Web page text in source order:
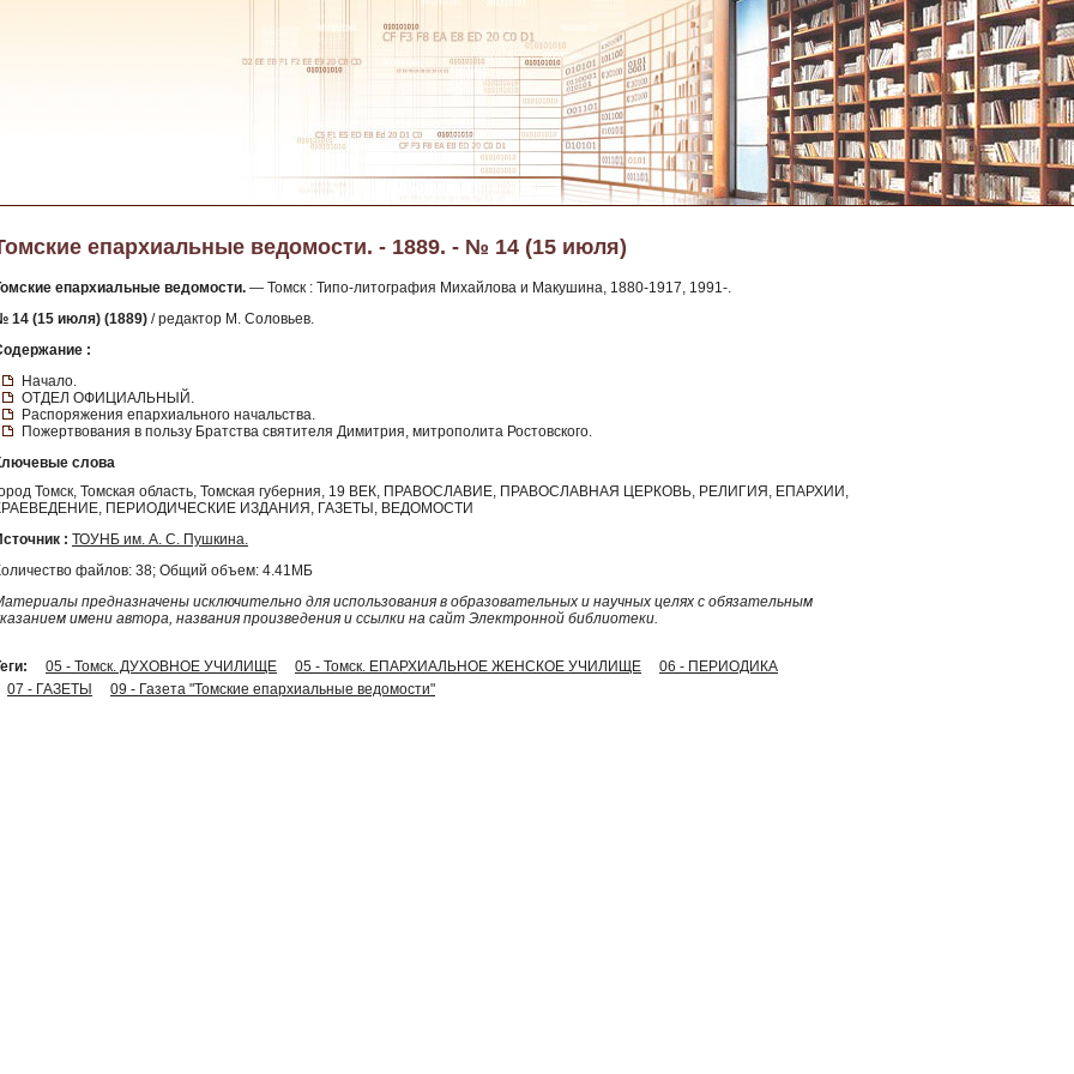
епархиальные ведомости. - 1889. - № 14 (15 июля)
епархиальные ведомости. — Томск : Типо-литография Михайлова и Макушина, 1880-1917, 1991-.
14 (15 июля) (1889) / редактор М. Соловьев.
:
Начало.
ОТДЕЛ ОФИЦИАЛЬНЫЙ.
Распоряжения епархиального начальства.
Пожертвования в пользу Братства святителя Димитрия, митрополита Ростовского.
слова
Томск, Томская область, Томская губерния, 19 ВЕК, ПРАВОСЛАВИЕ, ПРАВОСЛАВНАЯ ЦЕРКОВЬ, РЕЛИГИЯ, ЕПАРХИИ,
ПЕРИОДИЧЕСКИЕ ИЗДАНИЯ, ГАЗЕТЫ, ВЕДОМОСТИ
: ТОУНБ им. А. С. Пушкина.
файлов: 38; Общий объем: 4.41МБ
предназначены исключительно для использования в образовательных и научных целях с обязательным
имени автора, названия произведения и ссылки на сайт Электронной библиотеки.
05 - Томск. ДУХОВНОЕ УЧИЛИЩЕ 05 - Томск. ЕПАРХИАЛЬНОЕ ЖЕНСКОЕ УЧИЛИЩЕ
06 - ПЕРИОДИКА
07 - ГАЗЕТЫ
09 - Газета "Томские епархиальные ведомости"